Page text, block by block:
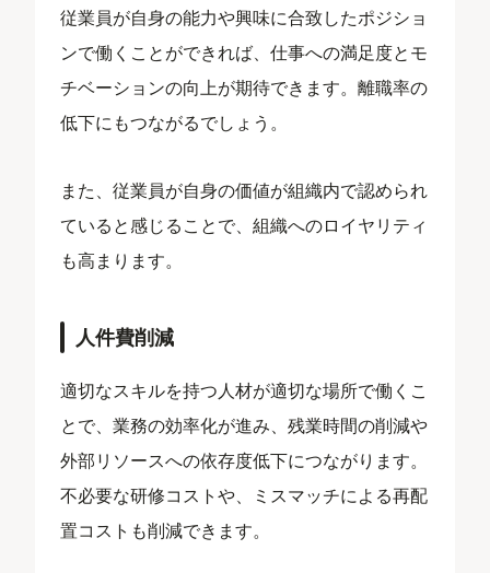
従業員が自身の能力や興味に合致したポジショ
ンで働くことができれば、仕事への満足度とモ
チベーションの向上が期待できます。離職率の
低下にもつながるでしょう。
また、従業員が自身の価値が組織内で認められ
ていると感じることで、組織へのロイヤリティ
も高まります。
人件費削減
適切なスキルを持つ人材が適切な場所で働くこ
とで、業務の効率化が進み、残業時間の削減や
外部リソースへの依存度低下につながります。
不必要な研修コストや、ミスマッチによる再配
置コストも削減できます。